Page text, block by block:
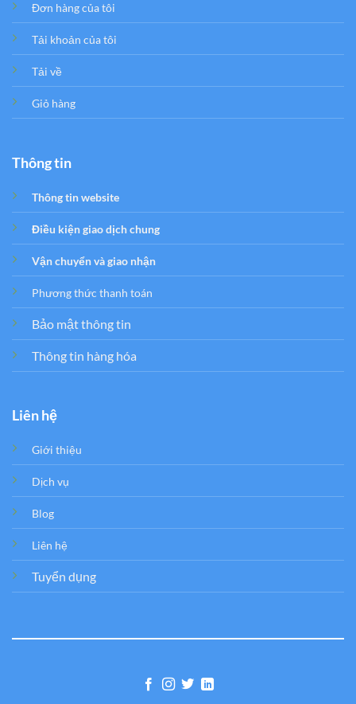
Đơn hàng của tôi
Tải khoản của tôi
Tải về
Giỏ hàng
Thông tin
Thông tin website
Điều kiện giao dịch chung
Vận chuyển và giao nhận
Phương thức thanh toán
Bảo mật thông tin
Thông tin hàng hóa
Liên hệ
Giới thiệu
Dịch vụ
Blog
Liên hệ
Tuyển dụng